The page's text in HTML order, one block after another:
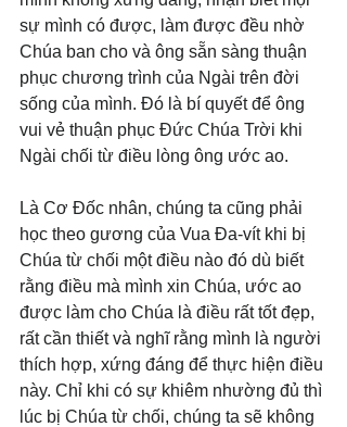
sự mình có được, làm được đều nhờ
Chúa ban cho và ông sẵn sàng thuận
phục chương trình của Ngài trên đời
sống của mình. Đó là bí quyết để ông
vui vẻ thuận phục Đức Chúa Trời khi
Ngài chối từ điều lòng ông ước ao.
Là Cơ Đốc nhân, chúng ta cũng phải
học theo gương của Vua Đa-vít khi bị
Chúa từ chối một điều nào đó dù biết
rằng điều mà mình xin Chúa, ước ao
được làm cho Chúa là điều rất tốt đẹp,
rất cần thiết và nghĩ rằng mình là người
thích hợp, xứng đáng để thực hiện điều
này. Chỉ khi có sự khiêm nhường đủ thì
lúc bị Chúa từ chối, chúng ta sẽ không